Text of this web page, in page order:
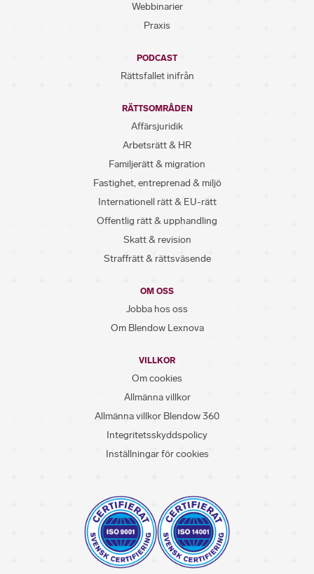
Webbinarier
Praxis
PODCAST
Rättsfallet inifrån
RÄTTSOMRÅDEN
Affärsjuridik
Arbetsrätt & HR
Familjerätt & migration
Fastighet, entreprenad & miljö
Internationell rätt & EU-rätt
Offentlig rätt & upphandling
Skatt & revision
Straffrätt & rättsväsende
OM OSS
Jobba hos oss
Om Blendow Lexnova
VILLKOR
Om cookies
Allmänna villkor
Allmänna villkor Blendow 360
Integritetsskyddspolicy
Inställningar för cookies